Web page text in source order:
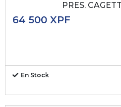
PRES.
64 500XPF
En Stock